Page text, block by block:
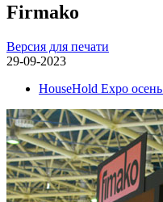
Firmako
Версия для печати
29-09-2023
HouseHold Expo